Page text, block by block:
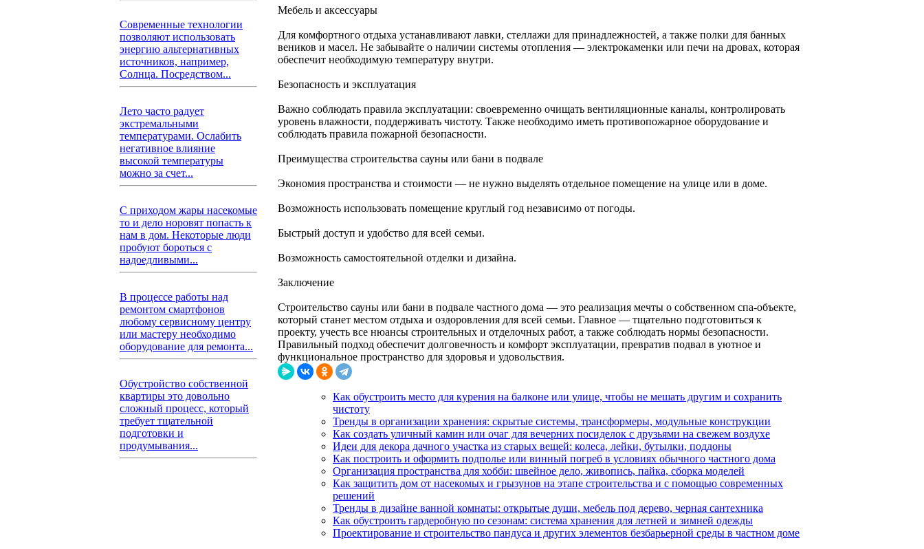
Современные технологии
позволяют использовать
энергию альтернативных
источников, например,
Солнца. Посредством...
Лето часто радует
экстремальными
температурами. Ослабить
негативное влияние
высокой температуры
можно за счет...
С приходом жары насекомые
то и дело норовят попасть к
нам в дом. Некоторые люди
пробуют бороться с
надоедливыми...
В процессе работы над
ремонтом смартфонов
любому сервисному центру
или мастеру необходимо
оборудование для ремонта...
Обустройство собственной
квартиры это довольно
сложный процесс, который
требует тщательной
подготовки и
продумывания...
Мебель и аксессуары
Для комфортного отдыха устанавливают лавки, стеллажи для принадлежностей, а также полки для банных
веников и масел. Не забывайте о наличии системы отопления — электрокаменки или печи на дровах, которая
обеспечит необходимую температуру внутри.
Безопасность и эксплуатация
Важно соблюдать правила эксплуатации: своевременно очищать вентиляционные каналы, контролировать
уровень влажности, поддерживать чистоту. Также необходимо иметь противопожарное оборудование и
соблюдать правила пожарной безопасности.
Преимущества строительства сауны или бани в подвале
Экономия пространства и стоимости — не нужно выделять отдельное помещение на улице или в доме.
Возможность использовать помещение круглый год независимо от погоды.
Быстрый доступ и удобство для всей семьи.
Возможность самостоятельной отделки и дизайна.
Заключение
Строительство сауны или бани в подвале частного дома — это реализация мечты о собственном спа-объекте,
который станет местом отдыха и оздоровления для всей семьи. Главное — тщательно подготовиться к
проекту, учесть все нюансы строительных и отделочных работ, а также соблюдать нормы безопасности.
Правильный подход обеспечит долговечность и комфорт эксплуатации, превратив подвал в уютное и
функциональное пространство для здоровья и удовольствия.
Как обустроить место для курения на балконе или улице, чтобы не мешать другим и сохранить
чистоту
Тренды в организации хранения: скрытые системы, трансформеры, модульные конструкции
Как создать уличный камин или очаг для вечерних посиделок с друзьями на свежем воздухе
Идеи для декора дачного участка из старых вещей: колеса, лейки, бутылки, поддоны
Как построить и оформить подполье или винный погреб в условиях обычного частного дома
Организация пространства для хобби: швейное дело, живопись, пайка, сборка моделей
Как защитить дом от насекомых и грызунов на этапе строительства и с помощью современных
решений
Тренды в дизайне ванной комнаты: открытые души, мебель под дерево, черная сантехника
Как обустроить гардеробную по сезонам: система хранения для летней и зимней одежды
Проектирование и строительство пандуса и других элементов безбарьерной среды в частном доме